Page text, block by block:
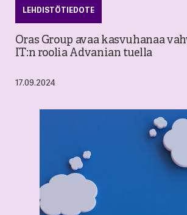
LEHDISTÖTIEDOTE
Oras Group avaa kasvuhanaa
IT:n roolia Advanian tuella
17.09.2024